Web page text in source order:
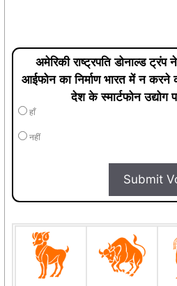
अमेरिकी राष्ट्रपति डोनाल्ड
आईफोन का निर्माण भारत में न
देश के स्मार्टफोन
हाँ
नहीं
Submit